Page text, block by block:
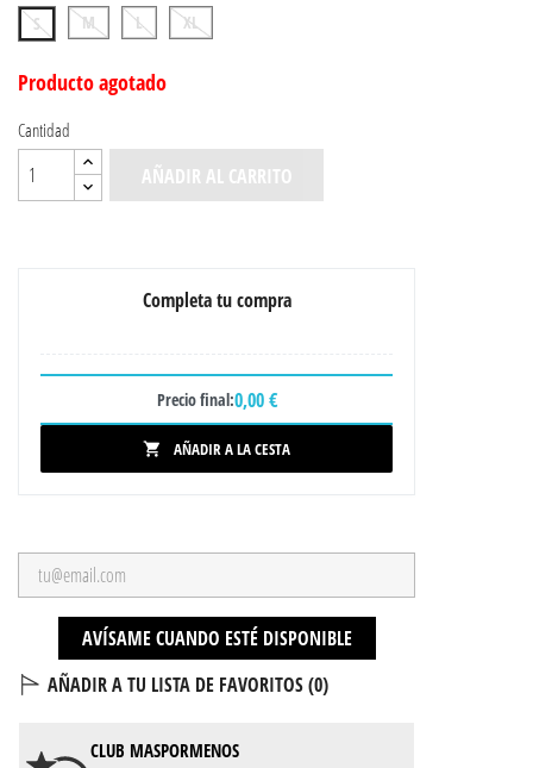
S M L XL
Producto agotado
Cantidad
AÑADIR AL CARRITO
Completa tu compra
Precio final:0,00 €
 AÑADIR A LA CESTA
AVÍSAME CUANDO ESTÉ DISPONIBLE
AÑADIR A TU LISTA DE FAVORITOS (0)
CLUB MASPORMENOS